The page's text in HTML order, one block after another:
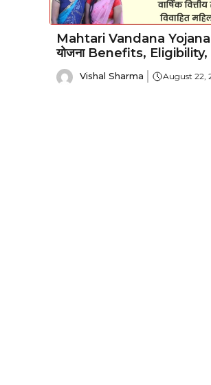
Mahtari Vandana Yojana
योजना Benefits,
Vishal Sharma August 22,